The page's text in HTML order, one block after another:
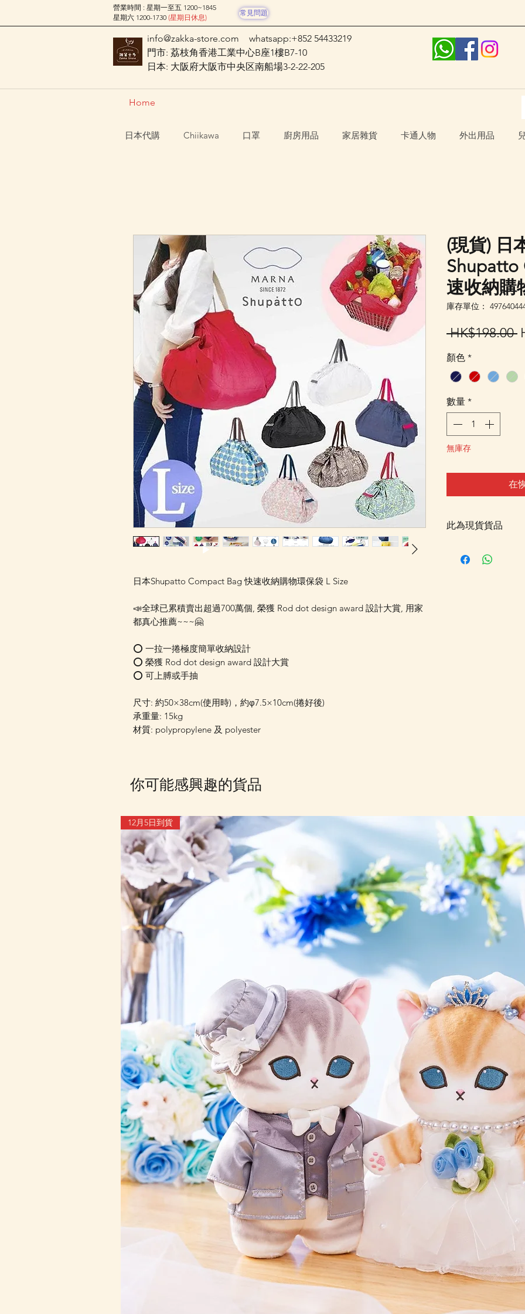
營業時間 : 星期一至五 1200~1845
星期六 1200-1730 (星期日休息)
常見問題
info@zakka-store.com
whatsapp:+852 54433219
門市: 荔枝角香港工業中心B座1樓B7-10
日本: 大阪府大阪市中央区南船場3-2-22-205
Home
日本代購 Chiikawa 口罩 廚房用品 家居雜貨 卡通人物 外出用品
日本Shupatto Compact Bag 快速收納購物環保袋 L Size
📣全球已累積賣出超過700萬個, 榮獲 Rod dot design award 設計大賞, 用家
都真心推薦~~~🤗
⭕️ 一拉一捲極度簡單收納設計
⭕️ 榮獲 Rod dot design award 設計大賞
⭕️ 可上膊或手抽
尺寸: 約50×38cm(使用時)，約φ7.5×10cm(捲好後)
承重量: 15kg
材質: polypropylene 及 polyester
(現貨) 日
Shupatto
速收納購
庫存單位：
HK$198.00
顏色 *
數量 *
無庫存
在
此為現貨貨品
統顯示為"無庫存"
你可能感興趣的貨品
12月5日到貨